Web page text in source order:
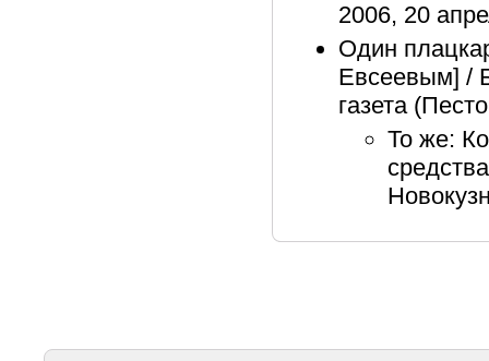
2006, 20
Один
Евсеевым] /
газета
То же: